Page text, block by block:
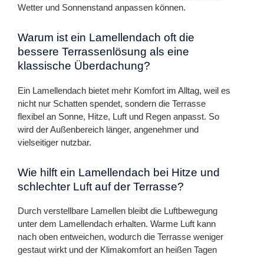
Wetter und Sonnenstand anpassen können.
Warum ist ein Lamellendach oft die
bessere Terrassenlösung als eine
klassische Überdachung?
Ein Lamellendach bietet mehr Komfort im Alltag, weil es
nicht nur Schatten spendet, sondern die Terrasse
flexibel an Sonne, Hitze, Luft und Regen anpasst. So
wird der Außenbereich länger, angenehmer und
vielseitiger nutzbar.
Wie hilft ein Lamellendach bei Hitze und
schlechter Luft auf der Terrasse?
Durch verstellbare Lamellen bleibt die Luftbewegung
unter dem Lamellendach erhalten. Warme Luft kann
nach oben entweichen, wodurch die Terrasse weniger
gestaut wirkt und der Klimakomfort an heißen Tagen